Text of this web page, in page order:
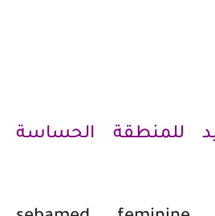
للمنطقة الحساسة